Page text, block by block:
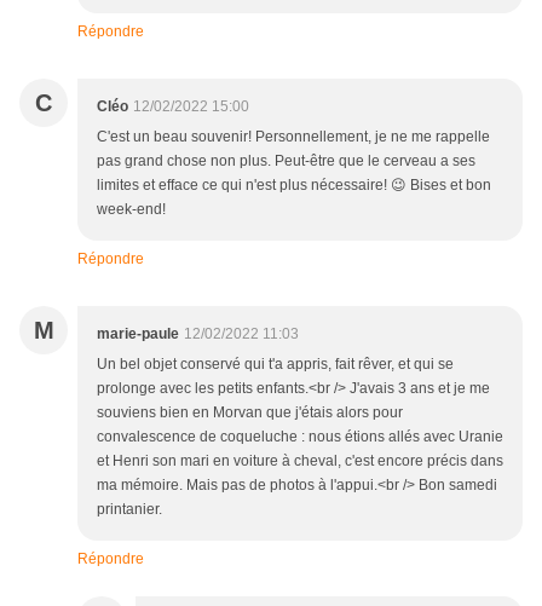
Répondre
C Cléo 12/02/2022 15:00
C'est un beau souvenir! Personnellement, je ne me rappelle
pas grand chose non plus. Peut-être que le cerveau a ses
limites et efface ce qui n'est plus nécessaire! 😉 Bises et bon
week-end!
Répondre
M marie-paule 12/02/2022 11:03
Un bel objet conservé qui t'a appris, fait rêver, et qui se
prolonge avec les petits enfants.<br /> J'avais 3 ans et je me
souviens bien en Morvan que j'étais alors pour
convalescence de coqueluche : nous étions allés avec Uranie
et Henri son mari en voiture à cheval, c'est encore précis dans
ma mémoire. Mais pas de photos à l'appui.<br /> Bon samedi
printanier.
Répondre